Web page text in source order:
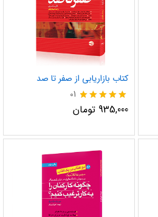
کتاب بازاریابی از صفر تا صد
نمره
5.00
01
935,000 تومان